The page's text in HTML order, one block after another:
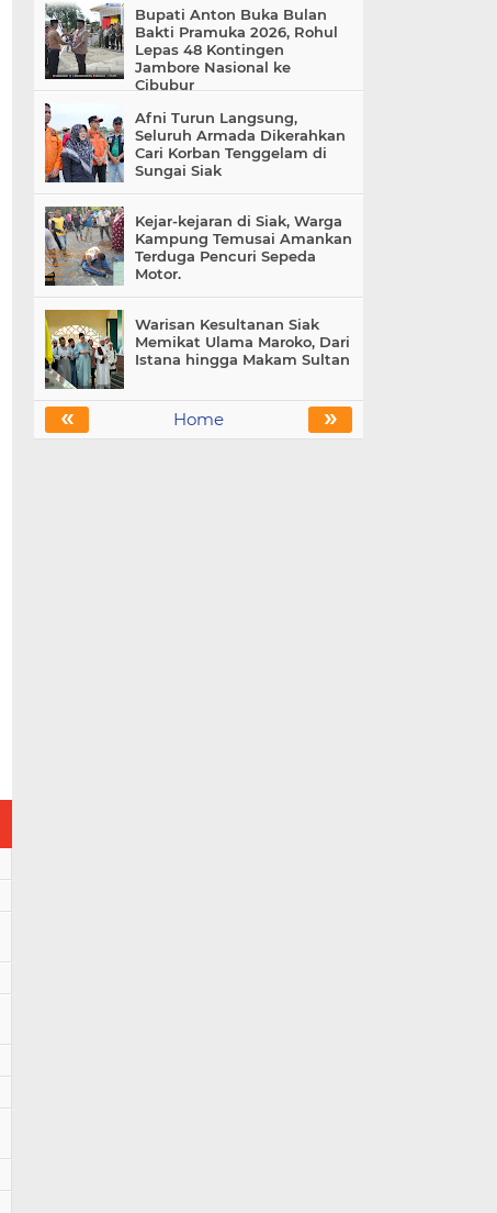
Bupati Anton Buka Bulan
Bakti Pramuka 2026, Rohul
Lepas 48 Kontingen
Jambore Nasional ke
Cibubur
Afni Turun Langsung,
Seluruh Armada Dikerahkan
Cari Korban Tenggelam di
Sungai Siak
Kejar-kejaran di Siak, Warga
Kampung Temusai Amankan
Terduga Pencuri Sepeda
Motor.
Warisan Kesultanan Siak
Memikat Ulama Maroko, Dari
Istana hingga Makam Sultan
« »
Home